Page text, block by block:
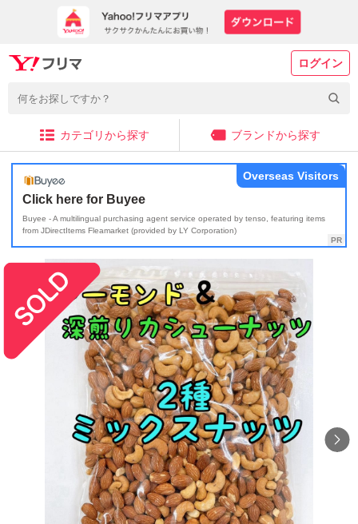
ログイン
カテゴリから探す ブランドから探す
Click here for Buyee
Buyee - A multilingual purchasing agent service operated by tenso, featuring items
from JDirectItems Fleamarket (provided by LY Corporation)
Overseas Visitors